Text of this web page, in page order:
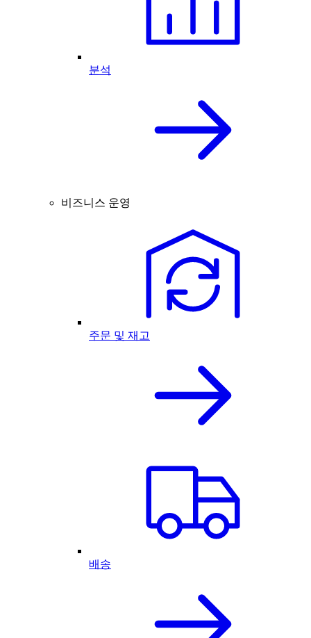
분석
비즈니스 운영
주문 및 재고
배송